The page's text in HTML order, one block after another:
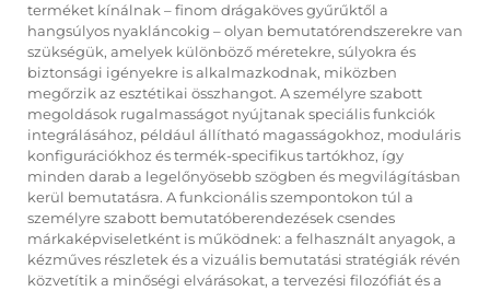
terméket kínálnak – finom drágaköves gyűrűktől a
hangsúlyos nyakláncokig – olyan bemutatórendszerekre van
szükségük, amelyek különböző méretekre, súlyokra és
biztonsági igényekre is alkalmazkodnak, miközben
megőrzik az esztétikai összhangot. A személyre szabott
megoldások rugalmasságot nyújtanak speciális funkciók
integrálásához, például állítható magasságokhoz, moduláris
konfigurációkhoz és termék-specifikus tartókhoz, így
minden darab a legelőnyösebb szögben és megvilágításban
kerül bemutatásra. A funkcionális szempontokon túl a
személyre szabott bemutatóberendezések csendes
márkaképviseletként is működnek: a felhasznált anyagok, a
kézműves részletek és a vizuális bemutatási stratégiák révén
közvetítik a minőségi elvárásokat, a tervezési filozófiát és a